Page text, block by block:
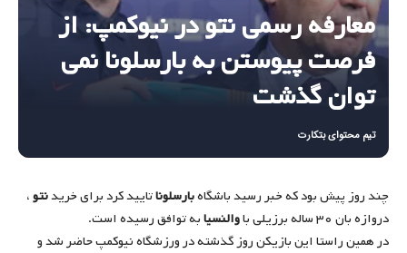
معارفه رسمی نتو در نیوکمپ: از
فرصت پیوستن به بارسلونا نمی
توان گذشت
تیم محتوای بتکارت
چند روز پیش بود که خبر رسید باشگاهبارسلوناتایید کرد برای خریدنتو،
دروازه بان ۳۰ ساله برزیلی با
والنسیابه توافق رسیده است.
در همین راستا این بازیکن روز گذشته در ورزشگاه نیوکمپ حاضر شد و